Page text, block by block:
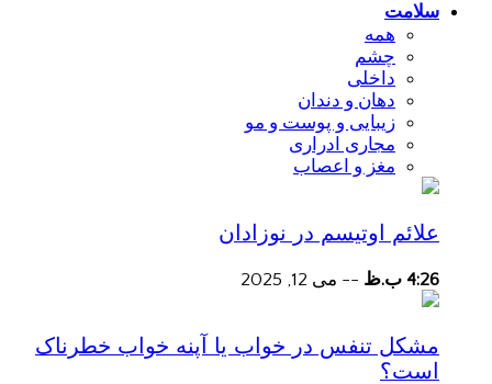
سلامت
همه
چشم
داخلی
دهان و دندان
زیبایی و پوست و مو
مجاری ادراری
مغز و اعصاب
علائم اوتیسم در نوزادان
4:26 ب.ظ -- می 12, 2025
مشکل تنفس در خواب یا آپنه خواب خطرناک
است؟